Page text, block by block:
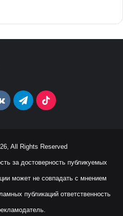
vk.comTelegramTikTok
All Rights Reserved
за достоверность публикуемых
может не совпадать с мнением
публикаций ответственность